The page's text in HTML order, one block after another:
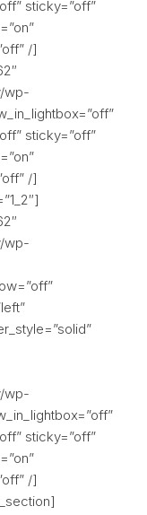
sticky=”off”
/]
wp-
sticky=”off”
/]
wp-
wp-
sticky=”off”
/]